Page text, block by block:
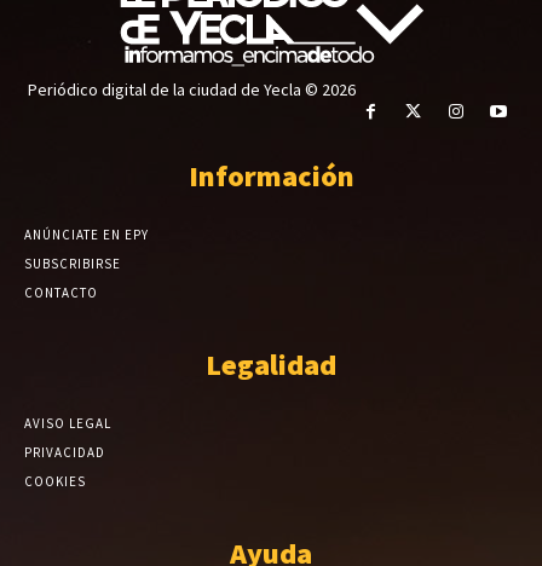
Periódico digital de la ciudad de Yecla © 2026
Información
ANÚNCIATE EN EPY
SUBSCRIBIRSE
CONTACTO
Legalidad
AVISO LEGAL
PRIVACIDAD
COOKIES
Ayuda